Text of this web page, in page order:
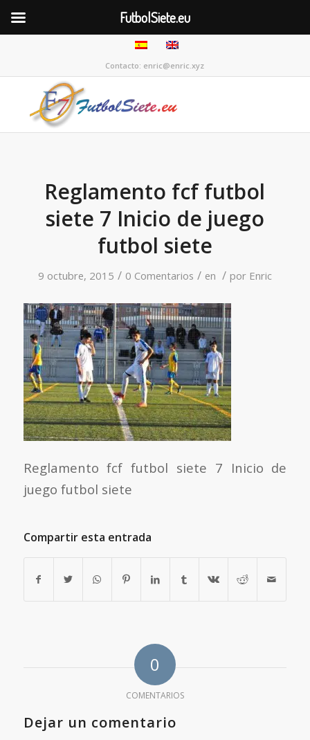
Contacto: enric@enric.xyz
Reglamento fcf futbol
siete 7 Inicio de juego
futbol siete
9 octubre, 2015 / 0 Comentarios / en / por Enric
Reglamento fcf futbol siete 7 Inicio de
juego futbol siete
Compartir esta entrada
0
COMENTARIOS
Dejar un comentario
FutbolSiete.eu